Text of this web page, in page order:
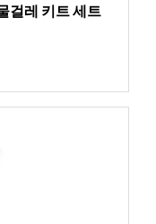
걸레 키트 세트